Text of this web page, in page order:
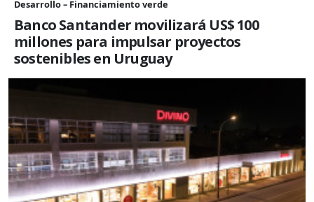
Desarrollo – Financiamiento verde
Banco Santander movilizará US$ 100
millones para impulsar proyectos
sostenibles en Uruguay